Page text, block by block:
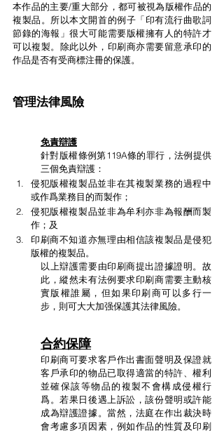
本作品的主要/重大部分，都可被視為版權作品的
複製品。所以本文開首的例子「印有流行曲歌詞
節錄的海報」很大可能需要版權擁有人的特許才
可以複製。除此以外，印刷商亦需要留意承印的
作品是否有受商標注冊的保護。
管理法律風險
免責辯護
針對版權條例第119A條的罪行，法例提供
三個免責辯護：
侵犯版權複製品並非在其複製業務的過程中
或作爲業務目的而製作；
侵犯版權複製品並非為牟利亦非為報酬而製
作；及
印刷商不知道亦無理由相信該複製品是侵犯
版權的複製品。
以上辯護需要由印刷商提出證據證明。故
此，縱然未有法例要求印刷商需要主動核
實版權誰屬，但如果印刷商可以多行一
步，則可大大加强保護其法律風險。
合約保障
印刷商可要求客戶作出書面聲明及保證就
客戶承印的物品已取得適當的特許、權利
並確保該等物品的複製不會構成侵權行
爲。若果日後遇上訴訟，該份聲明或許能
成為辯護證據。當然，法庭在作出裁決時
會考慮多項因素，例如作品的性質及印刷